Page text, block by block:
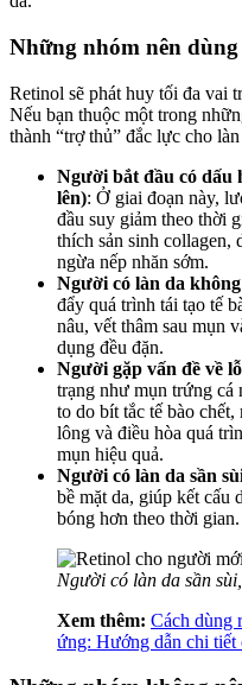
Những nhóm nên
Retinol sẽ phát huy tối đa vai
Nếu bạn thuộc một trong
thành “trợ thủ” đắc lực cho làn
Người bắt đầu có dấu
lên): Ở giai đoạn này,
đầu suy giảm theo thời
thích sản sinh collagen,
ngừa nếp nhăn sớm.
Người có làn da
đẩy quá trình tái tạo tế
nâu, vết thâm sau mụn
dụng đều đặn.
Người gặp vấn đề về
trạng như mụn trứng cá
to do bít tắc tế bào
lông và điều hòa quá
mụn hiệu quả.
Người có làn da sần
bề mặt da, giúp kết cấu
bóng hơn theo thời gian.
Người có làn da sần
Xem thêm: Cách dùng
ứng: Hướng dẫn chi tiết